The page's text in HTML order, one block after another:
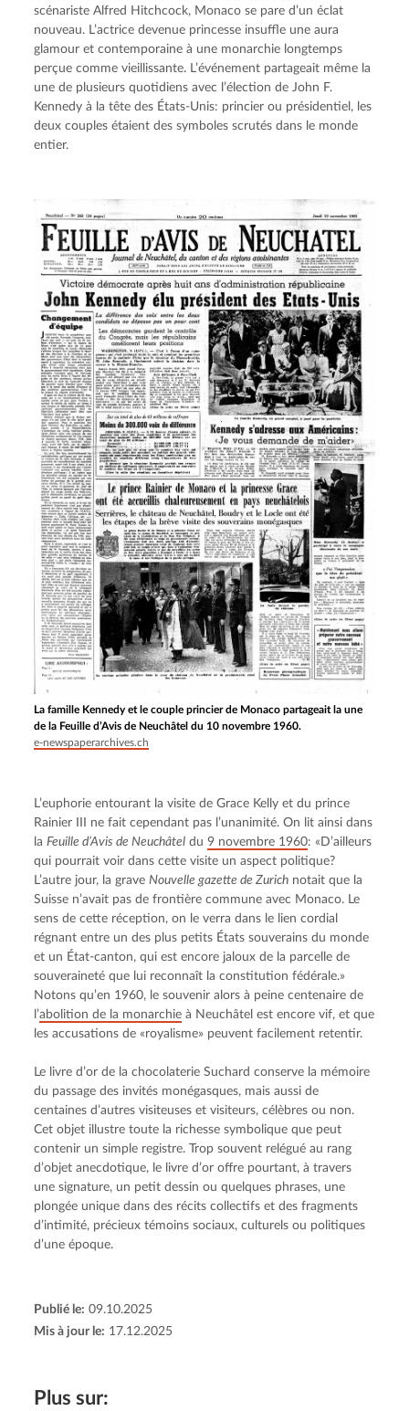
scénariste Alfred Hitchcock, Monaco se pare d’un éclat
nouveau. L’actrice devenue princesse insuffle une aura
glamour et contemporaine à une monarchie longtemps
perçue comme vieillissante. L’événement partageait même la
une de plusieurs quotidiens avec l’élection de John F.
Kennedy à la tête des États-Unis: princier ou présidentiel, les
deux couples étaient des symboles scrutés dans le monde
entier.
La famille Kennedy et le couple princier de Monaco partageait la une
de la Feuille d’Avis de Neuchâtel du 10 novembre 1960.
e-newspaperarchives.ch
L’euphorie entourant la visite de Grace Kelly et du prince
Rainier III ne fait cependant pas l’unanimité. On lit ainsi dans
la Feuille d’Avis de Neuchâtel du 9 novembre 1960: «D’ailleurs
qui pourrait voir dans cette visite un aspect politique?
L’autre jour, la grave Nouvelle gazette de Zurich notait que la
Suisse n’avait pas de frontière commune avec Monaco. Le
sens de cette réception, on le verra dans le lien cordial
régnant entre un des plus petits États souverains du monde
et un État-canton, qui est encore jaloux de la parcelle de
souveraineté que lui reconnaît la constitution fédérale.»
Notons qu’en 1960, le souvenir alors à peine centenaire de
l’abolition de la monarchie à Neuchâtel est encore vif, et que
les accusations de «royalisme» peuvent facilement retentir.
Le livre d’or de la chocolaterie Suchard conserve la mémoire
du passage des invités monégasques, mais aussi de
centaines d’autres visiteuses et visiteurs, célèbres ou non.
Cet objet illustre toute la richesse symbolique que peut
contenir un simple registre. Trop souvent relégué au rang
d’objet anecdotique, le livre d’or offre pourtant, à travers
une signature, un petit dessin ou quelques phrases, une
plongée unique dans des récits collectifs et des fragments
d’intimité, précieux témoins sociaux, culturels ou politiques
d’une époque.
Publié le: 09.10.2025
Mis à jour le: 17.12.2025
Plus sur: